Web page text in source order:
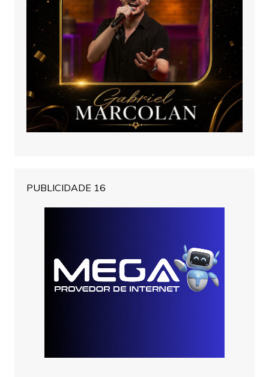
PUBLICIDADE 16